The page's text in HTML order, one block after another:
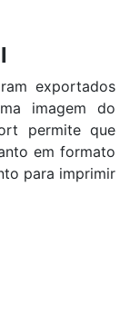
exportados
imagem do
permite que
em formato
para imprimir